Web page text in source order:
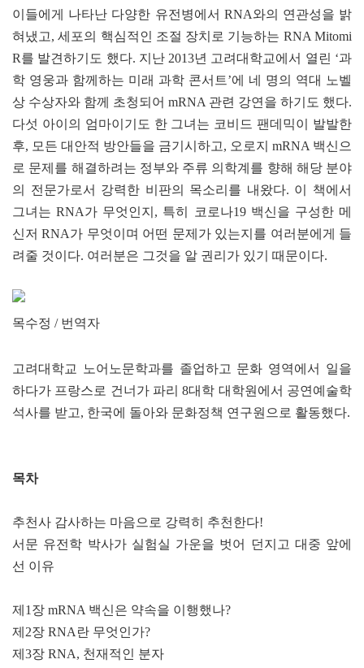
이들에게 나타난 다양한 유전병에서 RNA와의 연관성을 밝
혀냈고, 세포의 핵심적인 조절 장치로 기능하는 RNA Mitomi
R를 발견하기도 했다. 지난 2013년 고려대학교에서 열린 ‘과
학 영웅과 함께하는 미래 과학 콘서트’에 네 명의 역대 노벨
상 수상자와 함께 초청되어 mRNA 관련 강연을 하기도 했다.
다섯 아이의 엄마이기도 한 그녀는 코비드 팬데믹이 발발한
후, 모든 대안적 방안들을 금기시하고, 오로지 mRNA 백신으
로 문제를 해결하려는 정부와 주류 의학계를 향해 해당 분야
의 전문가로서 강력한 비판의 목소리를 내왔다. 이 책에서
그녀는 RNA가 무엇인지, 특히 코로나19 백신을 구성한 메
신저 RNA가 무엇이며 어떤 문제가 있는지를 여러분에게 들
려줄 것이다. 여러분은 그것을 알 권리가 있기 때문이다.
목수정 / 번역자
고려대학교 노어노문학과를 졸업하고 문화 영역에서 일을
하다가 프랑스로 건너가 파리 8대학 대학원에서 공연예술학
석사를 받고, 한국에 돌아와 문화정책 연구원으로 활동했다.
목차
추천사 감사하는 마음으로 강력히 추천한다!
서문 유전학 박사가 실험실 가운을 벗어 던지고 대중 앞에
선 이유
제1장 mRNA 백신은 약속을 이행했나?
제2장 RNA란 무엇인가?
제3장 RNA, 천재적인 분자